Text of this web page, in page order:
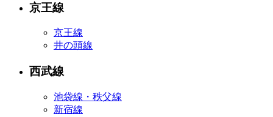
京王線
京王線
井の頭線
西武線
池袋線・秩父線
新宿線